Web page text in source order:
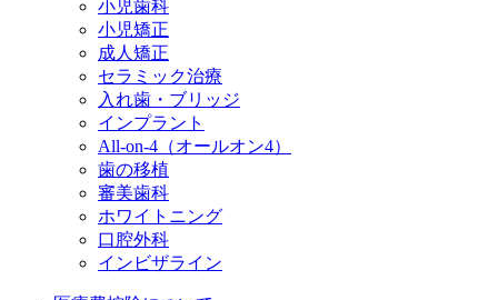
小児歯科
小児矯正
成人矯正
セラミック治療
入れ歯・ブリッジ
インプラント
All-on-4（オールオン4）
歯の移植
審美歯科
ホワイトニング
口腔外科
インビザライン